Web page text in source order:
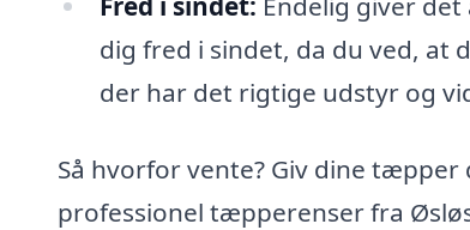
dig fred i sindet, da du ved,
der har det rigtige udstyr og
Så hvorfor vente? Giv dine
professionel tæpperenser fra